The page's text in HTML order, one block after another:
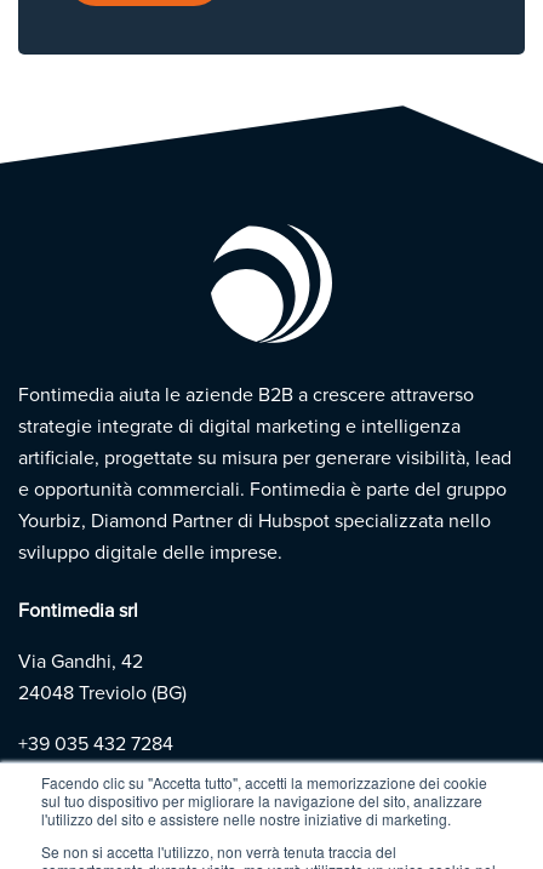
Facendo clic su "Accetta tutto", accetti la memorizzazione dei cookie
sul tuo dispositivo per migliorare la navigazione del sito, analizzare
l'utilizzo del sito e assistere nelle nostre iniziative di marketing.
Se non si accetta l'utilizzo, non verrà tenuta traccia del
Fontimedia aiuta le aziende B2B a crescere attraverso
strategie integrate di digital marketing e intelligenza
artificiale, progettate su misura per generare visibilità, lead
e opportunità commerciali. Fontimedia è parte del gruppo
Yourbiz, Diamond Partner di Hubspot specializzata nello
sviluppo digitale delle imprese.
Fontimedia srl
Via Gandhi, 42
24048 Treviolo (BG)
+39 035 432 7284
Copyright 2026 | Fontimedia |P.IVA: 03997730167 |
Policy|Cookie Policy